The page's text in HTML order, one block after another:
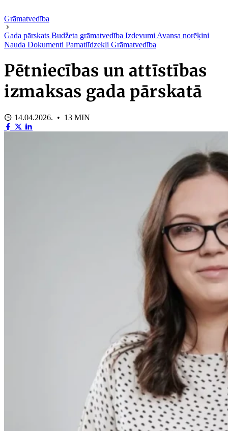
Grāmatvedība
Gada pārskats Budžeta grāmatvedība Izdevumi Avansa norēķini
Nauda Dokumenti Pamatlīdzekļi Grāmatvedība
Pētniecības un attīstības
izmaksas gada pārskatā
14.04.2026. • 13 MIN